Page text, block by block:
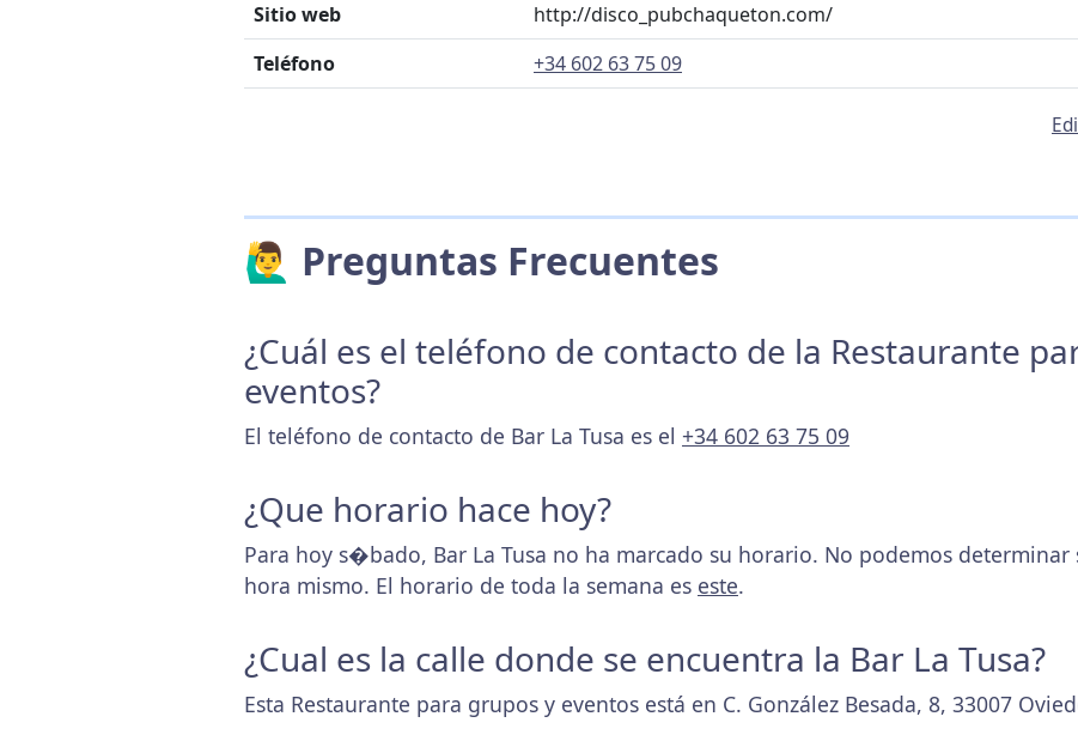
Sitio web
http://disco_pubchaqueton.com/
Teléfono
+34 602 63 75 09
🙋‍♂️ Preguntas Frecuentes
¿Cuál es el teléfono de contacto de la Restaurante
eventos?
El teléfono de contacto de Bar La Tusa es el +34 602 63 75 09
¿Que horario hace hoy?
Para hoy s�bado, Bar La Tusa no ha marcado su horario. No podemos determinar
hora mismo. El horario de toda la semana es este.
¿Cual es la calle donde se encuentra la Bar La Tusa?
Esta Restaurante para grupos y eventos está en C. González Besada, 8, 33007